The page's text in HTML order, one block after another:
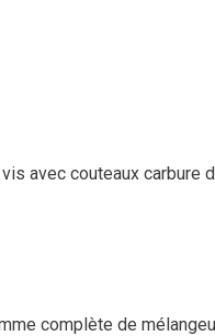
avec couteaux carbure
complète de